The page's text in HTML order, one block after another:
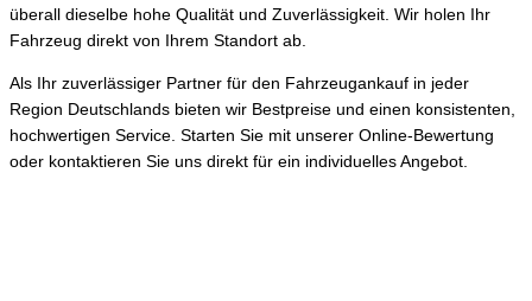
überall dieselbe hohe Qualität und Zuverlässigkeit. Wir holen Ihr
Fahrzeug direkt von Ihrem Standort ab.
Als Ihr zuverlässiger Partner für den Fahrzeugankauf in jeder
Region Deutschlands bieten wir Bestpreise und einen konsistenten,
hochwertigen Service. Starten Sie mit unserer Online-Bewertung
oder kontaktieren Sie uns direkt für ein individuelles Angebot.